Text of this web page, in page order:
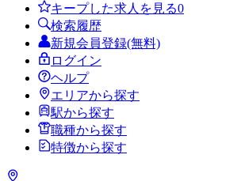
キープした求人を見る0
検索履歴
新規会員登録(無料)
ログイン
ヘルプ
エリアから探す
駅から探す
職種から探す
特徴から探す